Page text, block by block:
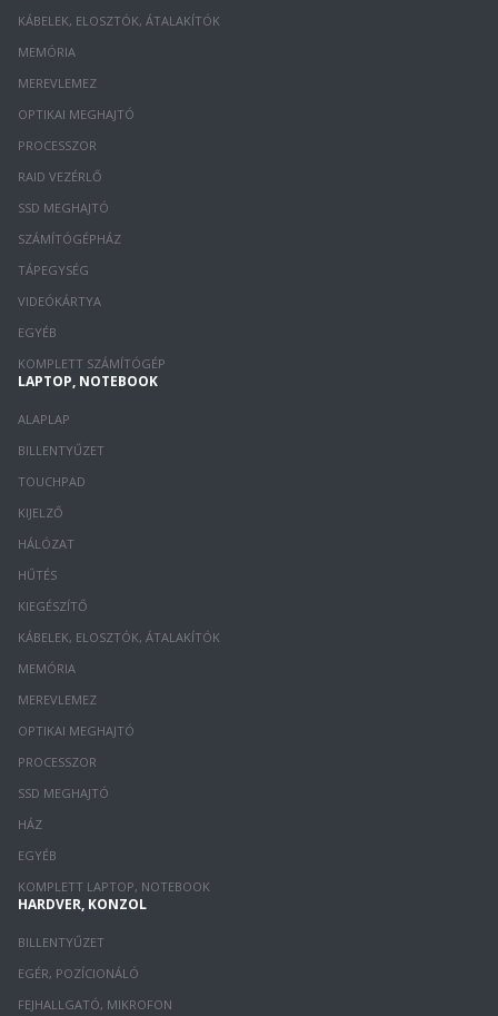
KÁBELEK, ELOSZTÓK, ÁTALAKÍTÓK
MEMÓRIA
MEREVLEMEZ
OPTIKAI MEGHAJTÓ
PROCESSZOR
RAID VEZÉRLŐ
SSD MEGHAJTÓ
SZÁMÍTÓGÉPHÁZ
TÁPEGYSÉG
VIDEÓKÁRTYA
EGYÉB
KOMPLETT SZÁMÍTÓGÉP
LAPTOP, NOTEBOOK
ALAPLAP
BILLENTYŰZET
TOUCHPAD
KIJELZŐ
HÁLÓZAT
HŰTÉS
KIEGÉSZÍTŐ
KÁBELEK, ELOSZTÓK, ÁTALAKÍTÓK
MEMÓRIA
MEREVLEMEZ
OPTIKAI MEGHAJTÓ
PROCESSZOR
SSD MEGHAJTÓ
HÁZ
EGYÉB
KOMPLETT LAPTOP, NOTEBOOK
HARDVER, KONZOL
BILLENTYŰZET
EGÉR, POZÍCIONÁLÓ
FEJHALLGATÓ, MIKROFON